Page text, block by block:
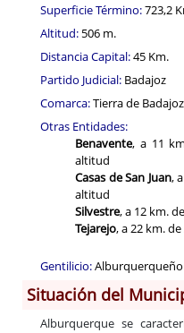
Corporación
Correo-e gratis
Radio en Internet
Superficie Término:723,2
Altitud: 506 m.
Distancia Capital:45 Km.
Partido Judicial: Badajoz
Comarca:Tierra de Badajoz
Otras Entidades:
Benavente, a 11
altitud
Casas de San Juan,
altitud
Silvestre, a 12 km.
Tejarejo, a 22 km.
Gentilicio:Alburquerqueño
Situación del
Alburquerque se